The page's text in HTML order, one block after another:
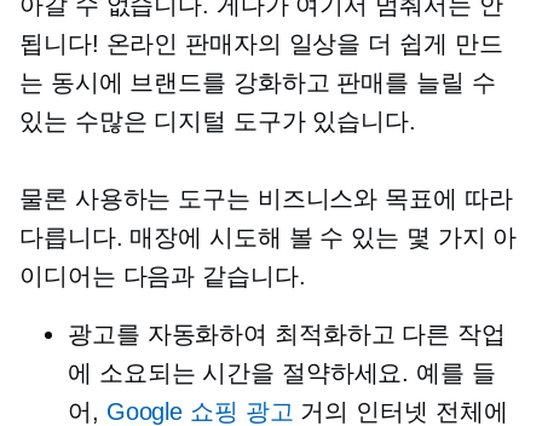
됩니다! 온라인 판매자의 일상을 더 쉽게 만드
는 동시에 브랜드를 강화하고 판매를 늘릴 수
있는 수많은 디지털 도구가 있습니다.
물론 사용하는 도구는 비즈니스와 목표에 따라
다릅니다. 매장에 시도해 볼 수 있는 몇 가지 아
이디어는 다음과 같습니다.
광고를 자동화하여 최적화하고 다른 작업
에 소요되는 시간을 절약하세요. 예를 들
어, Google 쇼핑 광고 거의 인터넷 전체에